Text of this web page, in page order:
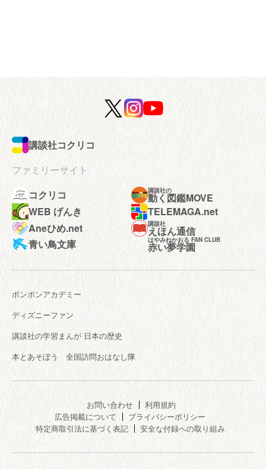
講談社コクリコ
ファミリーサイト
コクリコ
講談社の
動く図鑑MOVE
WEB げんき
TELEMAGA.net
Aneひめ.net
講談社
えほん通信
青い鳥文庫
はやみねかおる FAN CLUB
赤い夢学園
ボンボンアカデミー
ディズニーファン
講談社の学習まんが 日本の歴史
本とあそぼう 全国訪問おはなし隊
お問い合わせ
利用規約
広告掲載について
プライバシーポリシー
特定商取引法に基づく表記
安全な付録への取り組み